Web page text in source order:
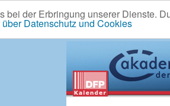
bei der Erbringung unserer Dienste.
Datenschutz und Cookies